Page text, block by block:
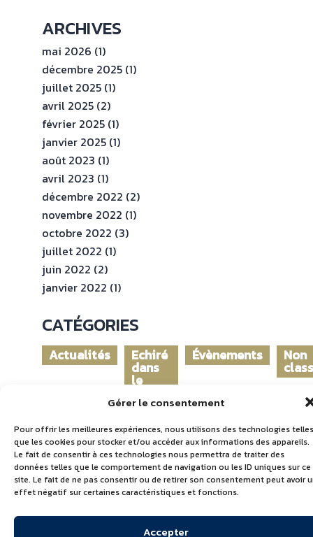
Gérer le consentement
Pour offrir les meilleures expériences, nous utilisons des technologies telles
que les cookies pour stocker et/ou accéder aux informations des appareils.
Le fait de consentir à ces technologies nous permettra de traiter des
données telles que le comportement de navigation ou les ID uniques sur ce
site. Le fait de ne pas consentir ou de retirer son consentement peut avoir
effet négatif sur certaines caractéristiques et fonctions.
Accepter
ARCHIVES
mai 2026 (1)
décembre 2025 (1)
juillet 2025 (1)
avril 2025 (2)
février 2025 (1)
janvier 2025 (1)
août 2023 (1)
avril 2023 (1)
décembre 2022 (2)
novembre 2022 (1)
octobre 2022 (3)
juillet 2022 (1)
juin 2022 (2)
janvier 2022 (1)
CATÉGORIES
Actualités Echiré
dans
le
Évènements Non